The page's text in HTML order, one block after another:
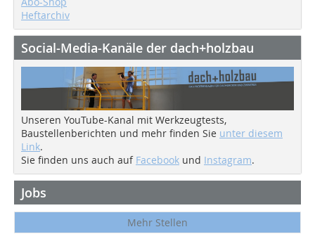
Heftarchiv
Social-Media-Kanäle der dach+holzbau
Unseren YouTube-Kanal mit Werkzeugtests,
Baustellenberichten und mehr finden Sie unter diesem
Link.
Sie finden uns auch auf Facebook und Instagram.
Jobs
Mehr Stellen